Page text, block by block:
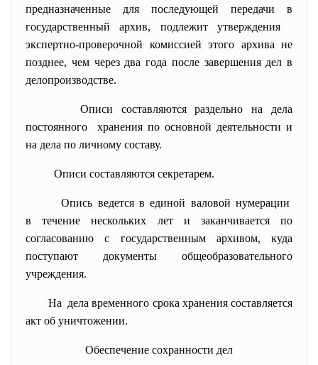
предназначенные для последующей передачи в
государственный архив, подлежит утверждения
экспертно-проверочной комиссией этого архива не
позднее, чем через два года после завершения дел в
делопроизводстве.
Описи составляются раздельно на дела
постоянного хранения по основной деятельности и
на дела по личному составу.
Описи составляются секретарем.
Опись ведется в единой валовой нумерации
в течение нескольких лет и заканчивается по
согласованию с государственным архивом, куда
поступают документы общеобразовательного
учреждения.
На дела временного срока хранения составляется
акт об уничтожении.
Обеспечение сохранности дел